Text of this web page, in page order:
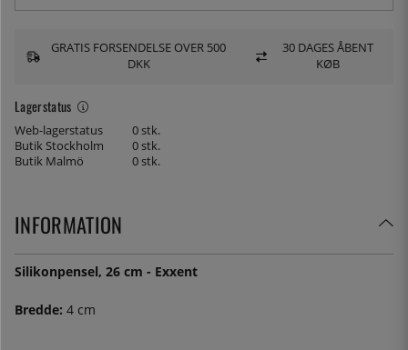
Lagerstatus
Web-lagerstatus
0 stk.
Butik Stockholm
0 stk.
Butik Malmö
0 stk.
GRATIS FORSENDELSE OVER 500
DKK
30 DAGES ÅBENT
KØB
INFORMATION
Silikonpensel, 26 cm - Exxent
Bredde: 4 cm